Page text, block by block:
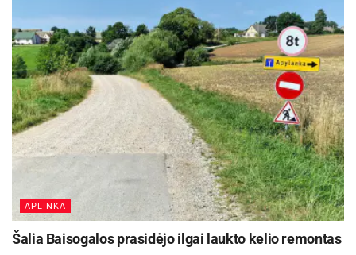
APLINKA
Šalia Baisogalos prasidėjo ilgai laukto kelio remontas